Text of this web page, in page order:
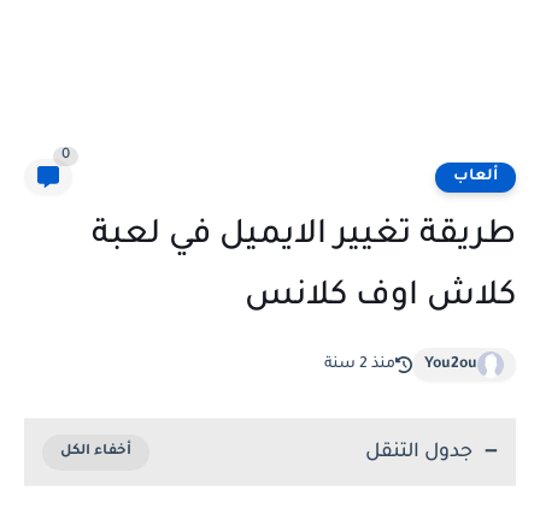
ألعاب
0
طريقة تغيير الايميل في لعبة
كلاش اوف كلانس
You2ou منذ 2 سنة
جدول التنقل